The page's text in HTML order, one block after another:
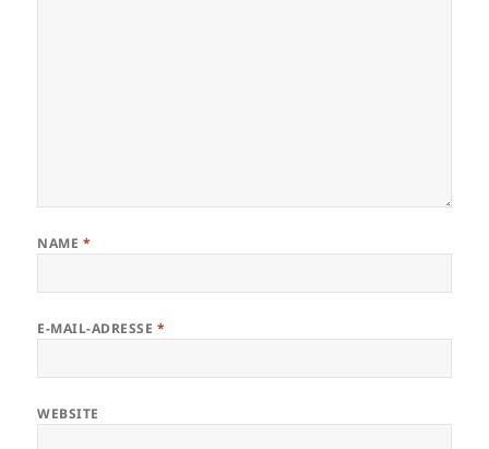
NAME *
E-MAIL-ADRESSE *
WEBSITE